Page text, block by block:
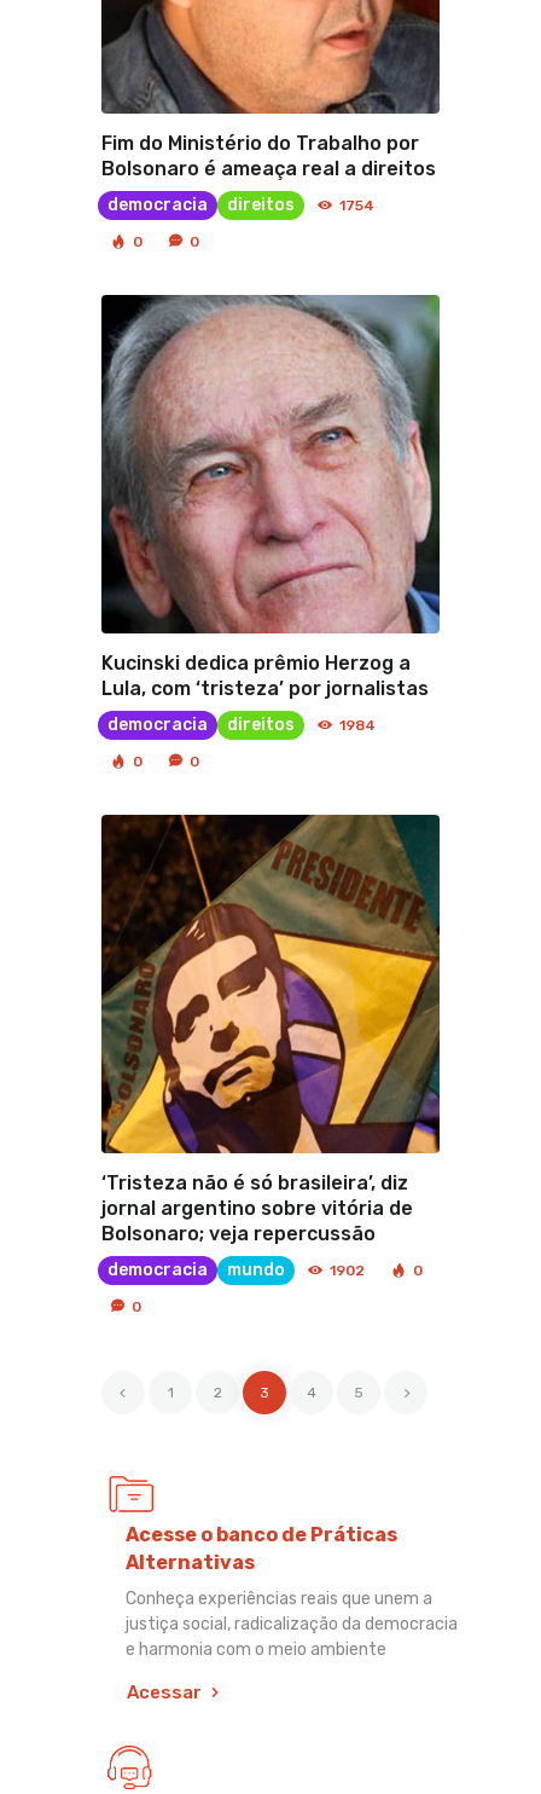
Fim do Ministério do Trabalho por
Bolsonaro é ameaça real a direitos
democracia direitos 1754
0 0
Kucinski dedica prêmio Herzog a
Lula, com ‘tristeza’ por jornalistas
democracia direitos 1984
0 0
‘Tristeza não é só brasileira’, diz
jornal argentino sobre vitória de
Bolsonaro; veja repercussão
democracia mundo 1902 0
0
1 2 3 4 5
>
Acesse o banco de Práticas
Alternativas
Conheça experiências reais que unem a
justiça social, radicalização da democracia
e harmonia com o meio ambiente
Acessar